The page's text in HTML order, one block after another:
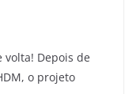
volta! Depois de
o projeto